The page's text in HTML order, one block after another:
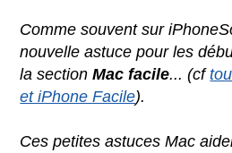
Comme souvent sur
nouvelle astuce pour les
la sectionMac facile... (cf
et iPhone Facile).
Ces petites astuces Mac